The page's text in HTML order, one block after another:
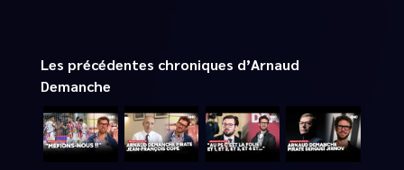
Les précédentes chroniques d’Arnaud
Demanche